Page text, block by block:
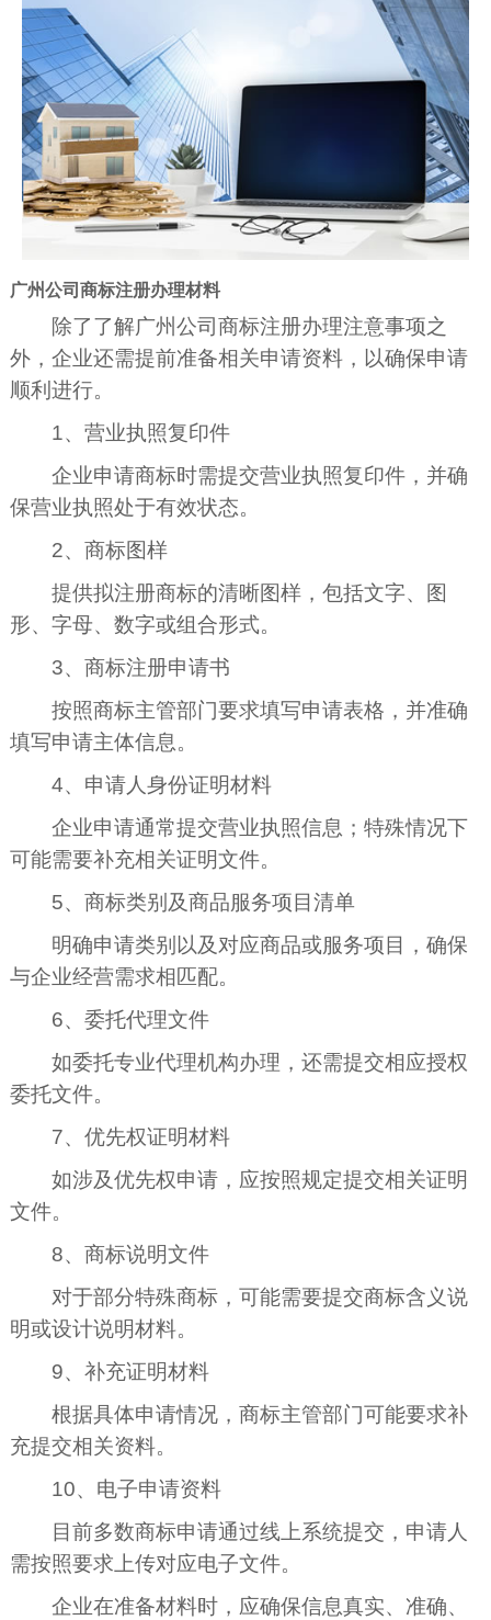
广州公司商标注册办理材料
除了了解广州公司商标注册办理注意事项之
外，企业还需提前准备相关申请资料，以确保申请
顺利进行。
1、营业执照复印件
企业申请商标时需提交营业执照复印件，并确
保营业执照处于有效状态。
2、商标图样
提供拟注册商标的清晰图样，包括文字、图
形、字母、数字或组合形式。
3、商标注册申请书
按照商标主管部门要求填写申请表格，并准确
填写申请主体信息。
4、申请人身份证明材料
企业申请通常提交营业执照信息；特殊情况下
可能需要补充相关证明文件。
5、商标类别及商品服务项目清单
明确申请类别以及对应商品或服务项目，确保
与企业经营需求相匹配。
6、委托代理文件
如委托专业代理机构办理，还需提交相应授权
委托文件。
7、优先权证明材料
如涉及优先权申请，应按照规定提交相关证明
文件。
8、商标说明文件
对于部分特殊商标，可能需要提交商标含义说
明或设计说明材料。
9、补充证明材料
根据具体申请情况，商标主管部门可能要求补
充提交相关资料。
10、电子申请资料
目前多数商标申请通过线上系统提交，申请人
需按照要求上传对应电子文件。
企业在准备材料时，应确保信息真实、准确、